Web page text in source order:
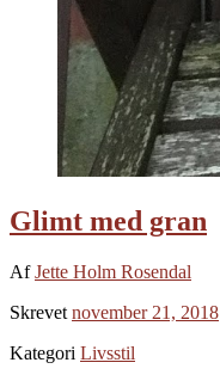
Glimt med gran
AfJette Holm Rosendal
Skrevet november 21, 2018
Kategori Livsstil